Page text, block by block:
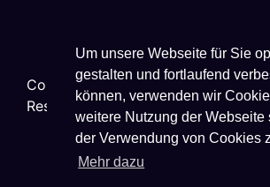
Um unsere Webseite für Sie
gestalten und fortlaufend
können, verwenden wir
weitere Nutzung der Webseite
der Verwendung von Cookies
Mehr dazu
Copyright ©2026
Reserved.